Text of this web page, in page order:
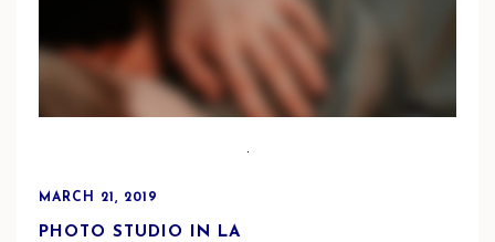
MARCH 21, 2019
PHOTO STUDIO IN LA